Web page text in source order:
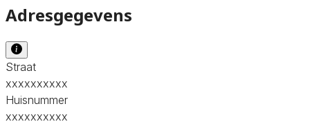
Adresgegevens
Straat
xxxxxxxxxx
Huisnummer
xxxxxxxxxx